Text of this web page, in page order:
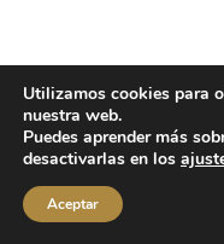
Utilizamos cookies para
nuestra web.
Puedes aprender más
desactivarlas en los
Aceptar